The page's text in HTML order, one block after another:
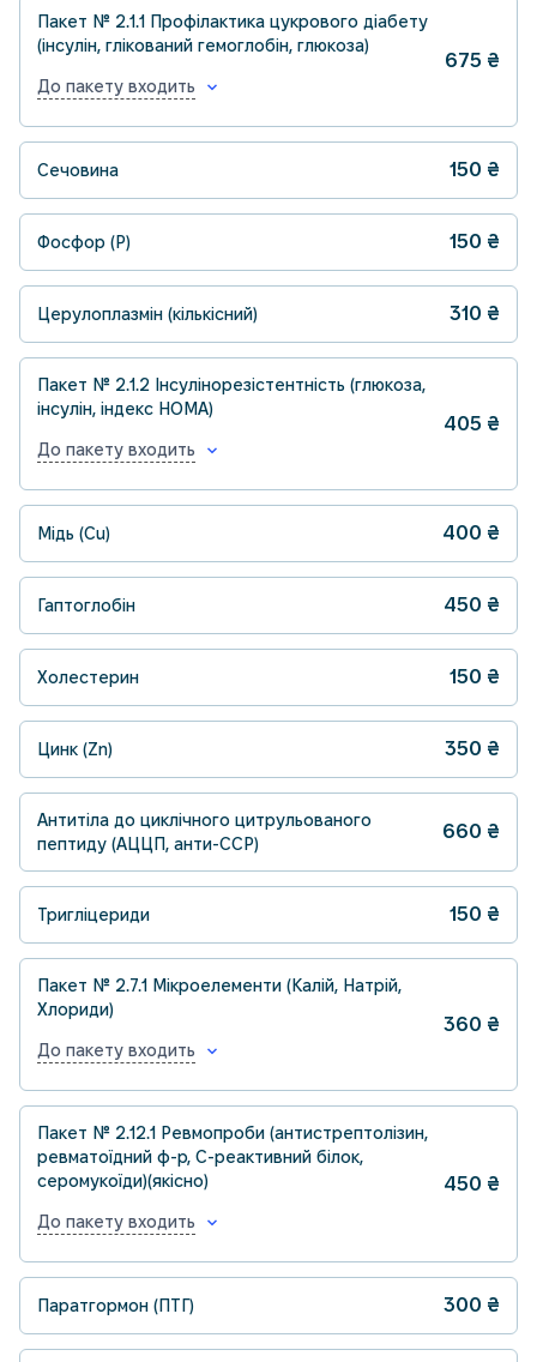
Пакет № 2.1.1 Профілактика цукрового діабету
(інсулін, глікований гемоглобін, глюкоза)
До пакету входить
675 ₴
Сечовина 150 ₴
Фосфор (P) 150 ₴
Церулоплазмін (кількісний) 310 ₴
Пакет № 2.1.2 Інсулінорезістентність (глюкоза,
інсулін, індекс HOMA)
До пакету входить
405 ₴
Мідь (Cu) 400 ₴
Гаптоглобін 450 ₴
Холестерин 150 ₴
Цинк (Zn) 350 ₴
Антитіла до циклічного цитрульованого
пептиду (АЦЦП, анти-CCP)
660 ₴
Тригліцериди 150 ₴
Пакет № 2.7.1 Мікроелементи (Калій, Натрій,
Хлориди)
До пакету входить
360 ₴
Пакет № 2.12.1 Ревмопроби (антистрептолізин,
ревматоїдний ф-р, С-реактивний білок,
серомукоїди)(якісно)
До пакету входить
450 ₴
Паратгормон (ПТГ) 300 ₴